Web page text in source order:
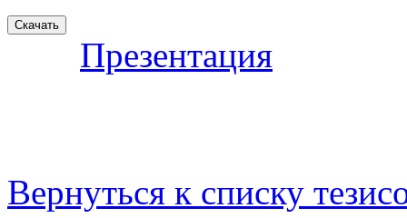
Презентация
Вернуться к списку